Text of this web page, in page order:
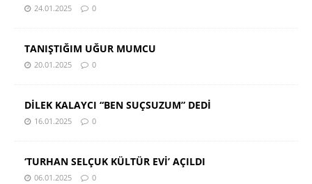
24.01.2025 0
TANIŞTIĞIM UĞUR MUMCU
20.01.2025 0
DİLEK KALAYCI “BEN SUÇSUZUM” DEDİ
16.01.2025 0
‘TURHAN SELÇUK KÜLTÜR EVİ’ AÇILDI
06.01.2025 0